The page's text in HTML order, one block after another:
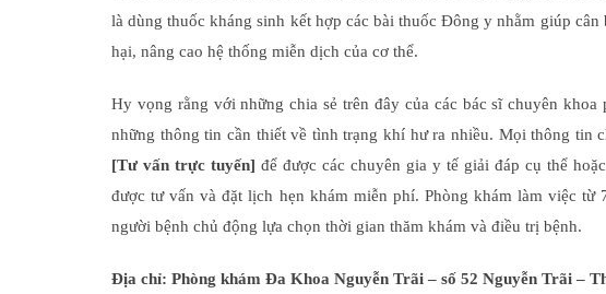
là dùng thuốc kháng sinh kết hợp các bài thuốc Đông y nhằm giúp
hại, nâng cao hệ thống miễn dịch của cơ thể.
Hy vọng rằng với những chia sẻ trên đây của các bác sĩ chuyên
những thông tin cần thiết về tình trạng khí hư ra nhiều. Mọi thông tin
[Tư vấn trực tuyến] để được các chuyên gia y tế giải đáp cụ thể
được tư vấn và đặt lịch hẹn khám miễn phí. Phòng khám làm việc
người bệnh chủ động lựa chọn thời gian thăm khám và điều trị bệnh.
Địa chỉ: Phòng khám Đa Khoa Nguyễn Trãi – số 52 Nguyễn Trãi –